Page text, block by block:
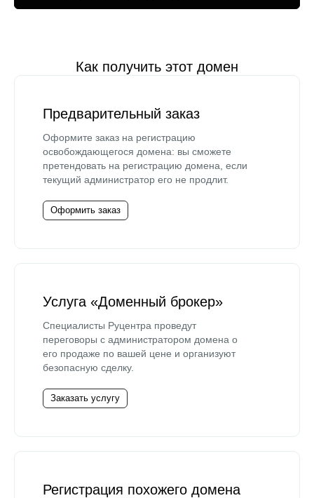
Как получить этот домен
Предварительный заказ
Оформите заказ на регистрацию
освобождающегося домена: вы сможете
претендовать на регистрацию домена, если
текущий администратор его не продлит.
Оформить заказ
Услуга «Доменный брокер»
Специалисты Руцентра проведут
переговоры с администратором домена о
его продаже по вашей цене и организуют
безопасную сделку.
Заказать услугу
Регистрация похожего домена